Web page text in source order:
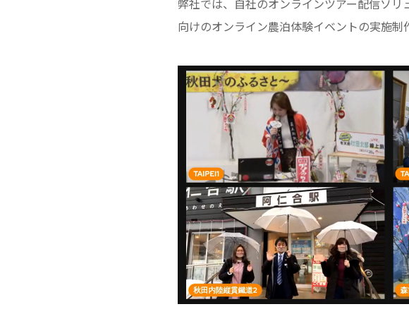
弊社では、自社のオンラインツアー配信ソリ
向けのオンライン農泊体験イベントの実施制